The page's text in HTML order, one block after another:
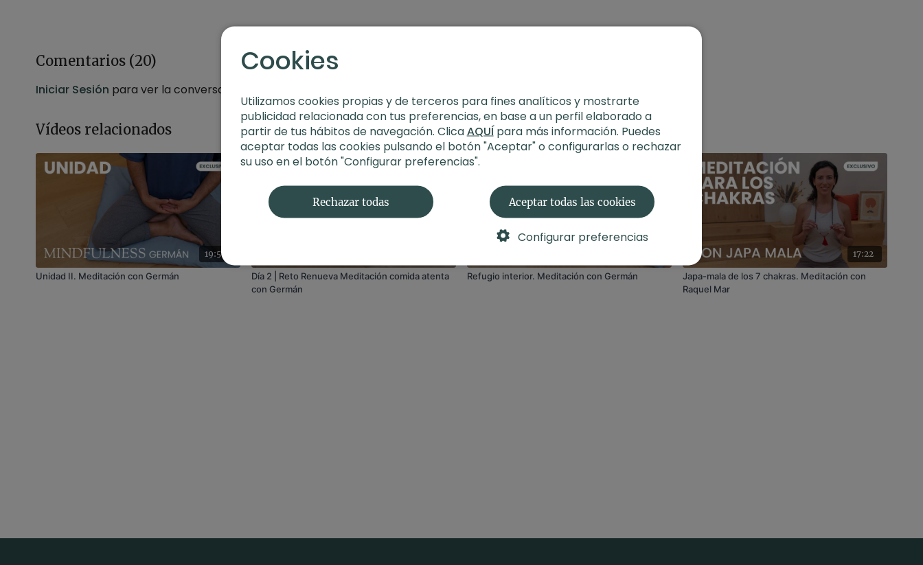
Comentarios (20)
Iniciar Sesión para ver la conversación
Vídeos relacionados
19:58
Unidad II. Meditación con Germán
Día 2 | Reto Renueva Meditación comida atenta
con Germán
Refugio interior. Meditación con Germán
17:22
Japa-mala de los 7 chakras. Meditación con
Raquel Mar
Cookies
Utilizamos cookies propias y de terceros para fines analíticos y mostrarte
publicidad relacionada con tus preferencias, en base a un perfil elaborado a
partir de tus hábitos de navegación. ClicaAQUÍpara más información. Puedes
aceptar todas las cookies pulsando el botón "Aceptar" o configurarlas o rechazar
su uso en el botón "Configurar preferencias".
Rechazar todas Aceptar todas las cookies
Configurar preferencias